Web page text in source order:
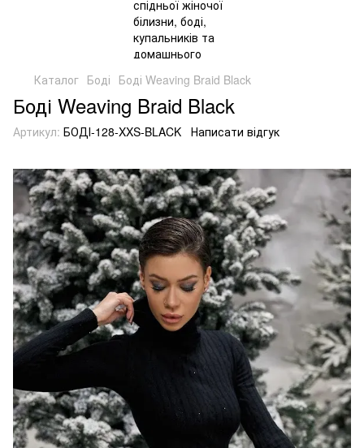
Каталог Боді Боді Weaving Braid Black
Боді Weaving Braid Black
Артикул: БОДІ-128-XXS-BLACK Написати відгук